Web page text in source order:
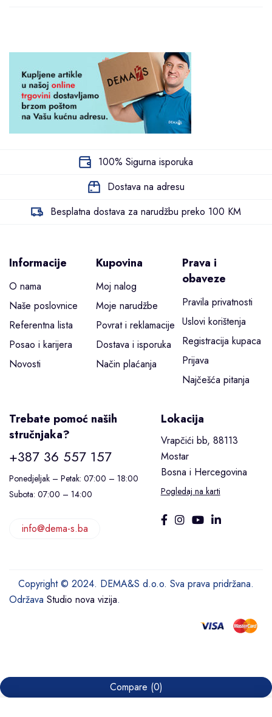
100% Sigurna isporuka
Dostava na adresu
Besplatna dostava za narudžbu preko 100 KM
Informacije
O nama
Naše poslovnice
Referentna lista
Posao i karijera
Novosti
Kupovina
Moj nalog
Moje narudžbe
Povrat i reklamacije
Dostava i isporuka
Način plaćanja
Prava i
obaveze
Pravila privatnosti
Uslovi korištenja
Registracija kupaca
Prijava
Najčešća pitanja
Trebate pomoć naših
stručnjaka?
+387 36 557 157
Ponedjeljak – Petak: 07:00 – 18:00
Subota: 07:00 – 14:00
info@dema-s.ba
Lokacija
Vrapčići bb, 88113
Mostar
Bosna i Hercegovina
Pogledaj na karti
Copyright © 2024. DEMA&S d.o.o. Sva prava pridržana.
Održava Studio nova vizija.
Compare (0)